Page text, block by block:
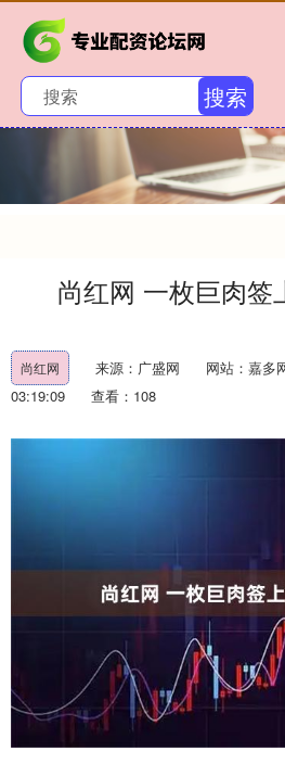
搜索
尚红网 一枚巨肉签
尚红网 来源：广盛网 网站：嘉多
03:19:09
查看：108